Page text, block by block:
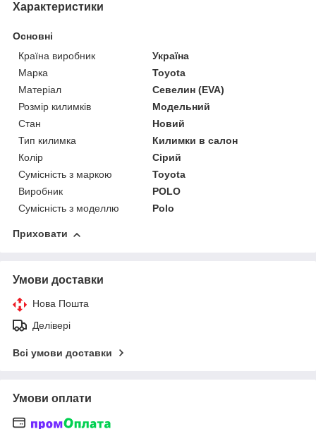
Характеристики
Основні
Країна виробник
Україна
Марка
Toyota
Матеріал
Севелин (EVA)
Розмір килимків
Модельний
Стан
Новий
Тип килимка
Килимки в салон
Колір
Сірий
Сумісність з маркою
Toyota
Виробник
POLO
Сумісність з моделлю
Polo
Приховати
Умови доставки
Нова Пошта
Делівері
Всі умови доставки
Умови оплати